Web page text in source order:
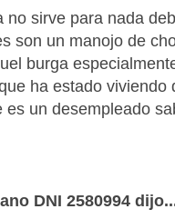
no sirve para nada
son un manojo de
burga
ha estado viviendo
es un desempleado
DNI 2580994